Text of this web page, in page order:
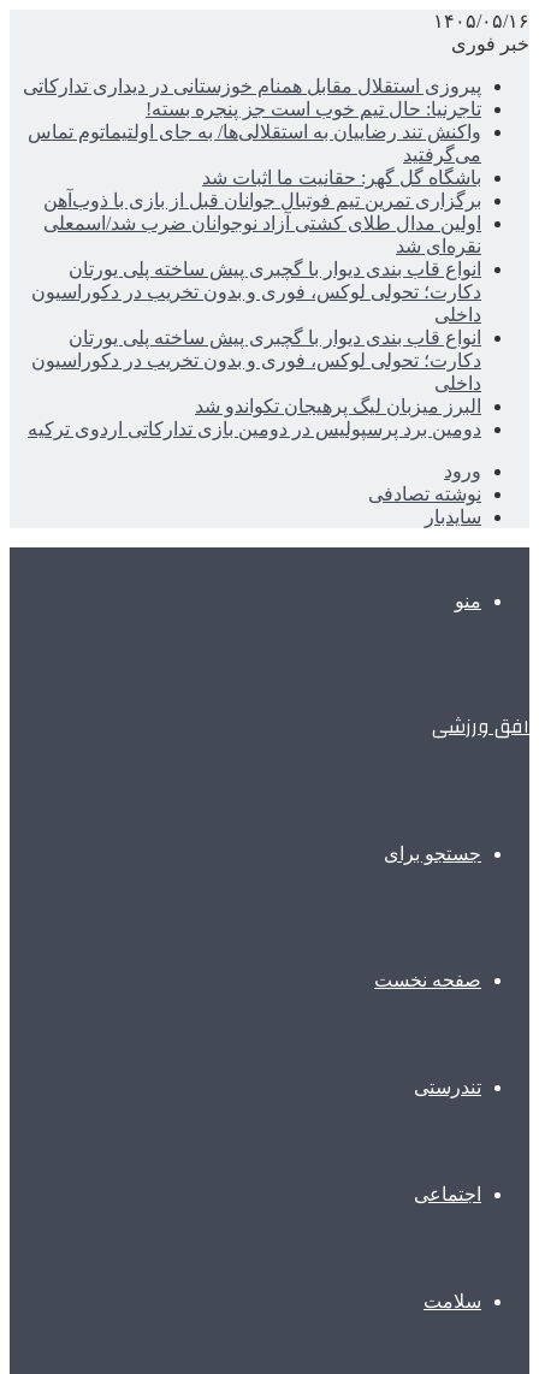
۱۴۰۵/۰۵/۱۶
خبر فوری
پیروزی استقلال مقابل همنام خوزستانی در دیداری تدارکاتی
تاجرنیا: حال تیم خوب است جز پنجره بسته!
واکنش تند رضاییان به استقلالی‌ها/ به جای اولتیماتوم تماس
می‌گرفتید
باشگاه گل گهر: حقانیت ما اثبات شد
برگزاری تمرین تیم فوتبال جوانان قبل از بازی با ذوب‌آهن
اولین مدال طلای کشتی آزاد نوجوانان ضرب شد/اسمعلی
نقره‌ای شد
انواع قاب بندی دیوار با گچبری پیش ساخته پلی یورتان
دکارت؛ تحولی لوکس، فوری و بدون تخریب در دکوراسیون
داخلی
انواع قاب بندی دیوار با گچبری پیش ساخته پلی یورتان
دکارت؛ تحولی لوکس، فوری و بدون تخریب در دکوراسیون
داخلی
البرز میزبان لیگ پرهیجان تکواندو شد
دومین برد پرسپولیس در دومین بازی تدارکاتی اردوی ترکیه
ورود
نوشته تصادفی
سایدبار
منو
افق ورزشی
جستجو برای
صفحه نخست
تندرستی
اجتماعی
سلامت